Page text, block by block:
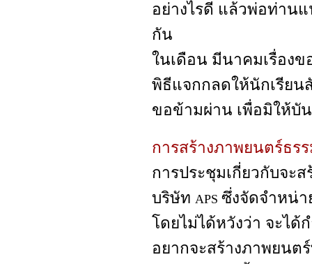
อย่างไรดี แล้วพ่อท่าน
กัน
ในเดือน มีนาคมเรื่อง
พิธีแจกกลดให้นักเรียน
ขอข้ามผ่าน เพื่อมิให้บั
การสร้างภาพยนตร์ธร
การประชุมเกี่ยวกับจะ
บริษัท APS ซึ่งจัดจำหน่
โดยไม่ได้หวังว่า จะได้
อยากจะสร้างภาพยนต